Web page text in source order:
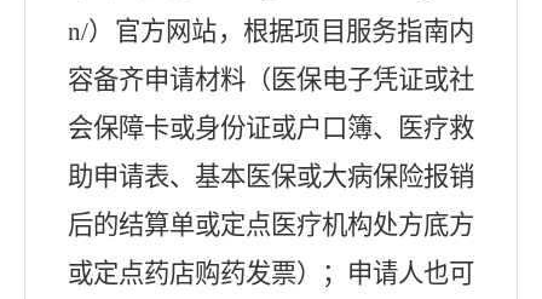
n/）官方网站，根据项目服务指南内
容备齐申请材料（医保电子凭证或社
会保障卡或身份证或户口簿、医疗救
助申请表、基本医保或大病保险报销
后的结算单或定点医疗机构处方底方
或定点药店购药发票）；申请人也可